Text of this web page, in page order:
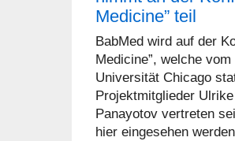
Medicine” teil
BabMed wird auf der
Medicine”, welche
Universität Chicago
Projektmitglieder
Panayotov vertreten
hier eingesehen